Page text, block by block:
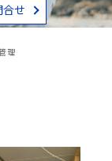
理
せ